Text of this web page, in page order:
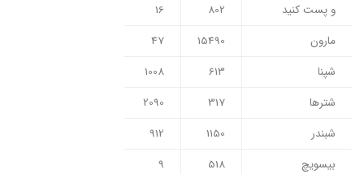
و پست کنید
802
16
مارون
15490
47
شپنا
613
1008
شترها
317
2090
شبندر
1150
912
بیسویچ
518
9